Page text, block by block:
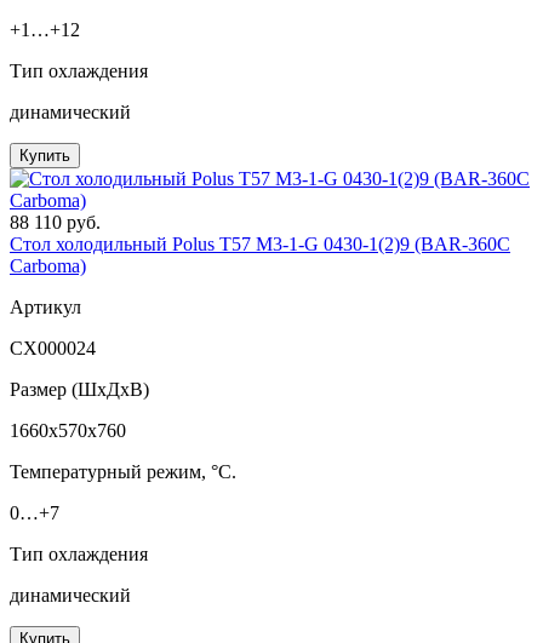
+1…+12
Тип охлаждения
динамический
Купить
88 110 руб.
Стол холодильный Polus T57 M3-1-G 0430-1(2)9 (BAR-360С
Сarboma)
Артикул
СХ000024
Размер (ШxДхВ)
1660x570x760
Температурный режим, °C.
0…+7
Тип охлаждения
динамический
Купить